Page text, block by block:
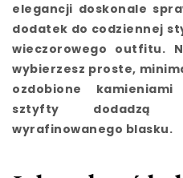
elegancji doskonale
dodatek do codziennej
wieczorowego outfitu.
wybierzesz proste,
ozdobione
sztyfty dodadzą
wyrafinowanego blasku.